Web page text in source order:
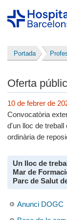
Portada
Oferta
10 de febrer de
Convocatòria
d'un lloc de
ordinària de
Un lloc de
Mar de
Parc de Salut
Anunci DOGC